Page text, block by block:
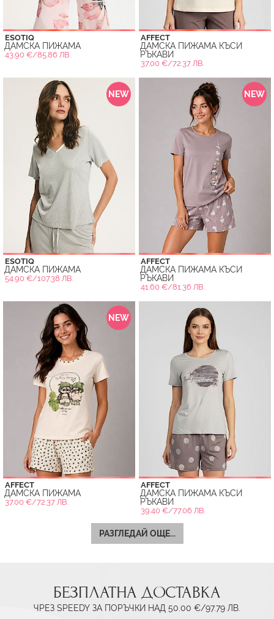
ESOTIQ
ДАМСКА ПИЖАМА
43.90 €/85.86 ЛВ.
AFFECT
ДАМСКА ПИЖАМА КЪСИ
РЪКАВИ
37.00 €/72.37 ЛВ.
NEW
ESOTIQ
ДАМСКА ПИЖАМА
54.90 €/107.38 ЛВ.
NEW
AFFECT
ДАМСКА ПИЖАМА КЪСИ
РЪКАВИ
41.60 €/81.36 ЛВ.
NEW
AFFECT
ДАМСКА ПИЖАМА
37.00 €/72.37 ЛВ.
AFFECT
ДАМСКА ПИЖАМА КЪСИ
РЪКАВИ
39.40 €/77.06 ЛВ.
РАЗГЛЕДАЙ ОЩЕ...
БЕЗПЛАТНА ДОСТАВКА
ЧРЕЗ SPEEDY ЗА ПОРЪЧКИ НАД 50.00 €/97.79 ЛВ.